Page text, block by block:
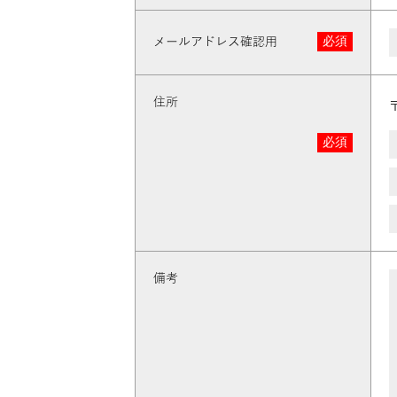
メールアドレス確認用 必須
住所
必須
備考